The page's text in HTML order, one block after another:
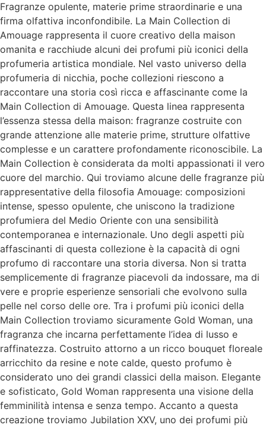
Fragranze opulente, materie prime straordinarie e una
firma olfattiva inconfondibile. La Main Collection di
Amouage rappresenta il cuore creativo della maison
omanita e racchiude alcuni dei profumi più iconici della
profumeria artistica mondiale. Nel vasto universo della
profumeria di nicchia, poche collezioni riescono a
raccontare una storia così ricca e affascinante come la
Main Collection di Amouage. Questa linea rappresenta
l’essenza stessa della maison: fragranze costruite con
grande attenzione alle materie prime, strutture olfattive
complesse e un carattere profondamente riconoscibile. La
Main Collection è considerata da molti appassionati il vero
cuore del marchio. Qui troviamo alcune delle fragranze più
rappresentative della filosofia Amouage: composizioni
intense, spesso opulente, che uniscono la tradizione
profumiera del Medio Oriente con una sensibilità
contemporanea e internazionale. Uno degli aspetti più
affascinanti di questa collezione è la capacità di ogni
profumo di raccontare una storia diversa. Non si tratta
semplicemente di fragranze piacevoli da indossare, ma di
vere e proprie esperienze sensoriali che evolvono sulla
pelle nel corso delle ore. Tra i profumi più iconici della
Main Collection troviamo sicuramente Gold Woman, una
fragranza che incarna perfettamente l’idea di lusso e
raffinatezza. Costruito attorno a un ricco bouquet floreale
arricchito da resine e note calde, questo profumo è
considerato uno dei grandi classici della maison. Elegante
e sofisticato, Gold Woman rappresenta una visione della
femminilità intensa e senza tempo. Accanto a questa
creazione troviamo Jubilation XXV, uno dei profumi più